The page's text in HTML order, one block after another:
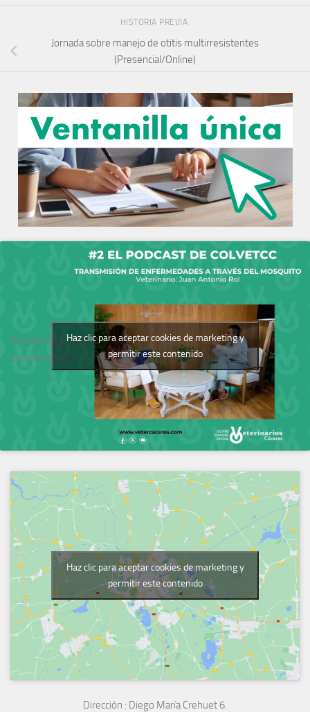
HISTORIA PREVIA
Jornada sobre manejo de otitis multirresistentes
(Presencial/Online)
Podcast del Colegio
de Veterinarios
Haz clic para aceptar cookies de marketing y
permitir este contenido
Haz clic para aceptar cookies de marketing y
permitir este contenido
Dirección : Diego María Crehuet 6.